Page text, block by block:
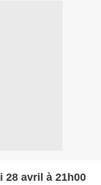
avril à 21h00